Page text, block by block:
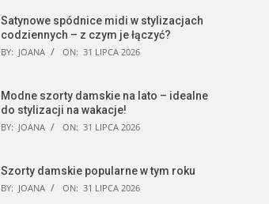
Satynowe spódnice midi w stylizacjach
codziennych – z czym je łączyć?
BY: JOANA ON: 31 LIPCA 2026
Modne szorty damskie na lato – idealne
do stylizacji na wakacje!
BY: JOANA ON: 31 LIPCA 2026
Szorty damskie popularne w tym roku
BY: JOANA ON: 31 LIPCA 2026